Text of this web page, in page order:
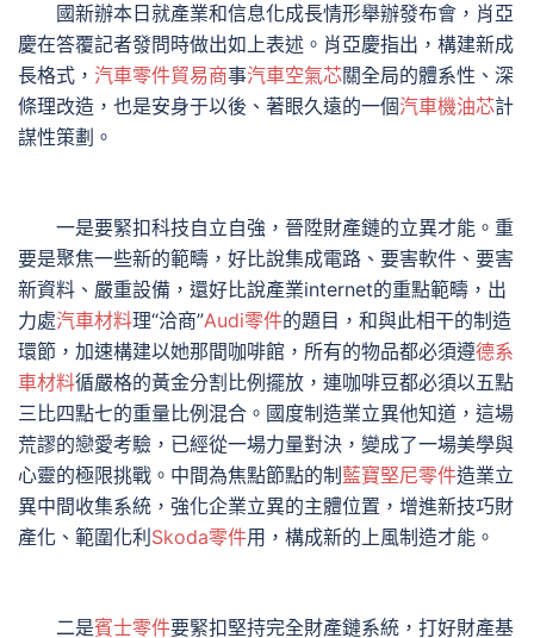
國新辦本日就產業和信息化成長情形舉辦發布會，肖亞
慶在答覆記者發問時做出如上表述。肖亞慶指出，構建新成
長格式， 汽車零件貿易商事汽車空氣芯關全局的體系性、深
條理改造，也是安身于以後、著眼久遠的一個汽車機油芯計
謀性策劃。
一是要緊扣科技自立自強，晉陞財產鏈的立異才能。重
要是聚焦一些新的範疇，好比說集成電路、要害軟件、要害
新資料、嚴重設備，還好比說產業internet的重點範疇，出
力處汽車材料理“洽商”Audi零件的題目，和與此相干的制造
環節，加速構建以她那間咖啡館，所有的物品都必須遵德系
車材料循嚴格的黃金分割比例擺放，連咖啡豆都必須以五點
三比四點七的重量比例混合。國度制造業立異他知道，這場
荒謬的戀愛考驗，已經從一場力量對決，變成了一場美學與
心靈的極限挑戰。中間為焦點節點的制 藍寶堅尼零件造業立
異中間收集系統，強化企業立異的主體位置，增進新技巧財
產化、範圍化利 Skoda零件用，構成新的上風制造才能。
二是賓士零件要緊扣堅持完全財產鏈系統，打好財產基